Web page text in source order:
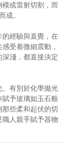
或雷射切割，而
成。
經驗與直覺，在
受着微細震動，
淺，都直接決定
有別於化學拋光
予玻璃如玉石般
些柔和起伏的切
人親手賦予器物